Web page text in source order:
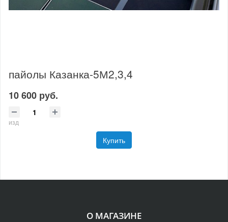
пайолы Казанка-5М2,3,4
10 600 руб.
изд
Купить
О МАГАЗИНЕ